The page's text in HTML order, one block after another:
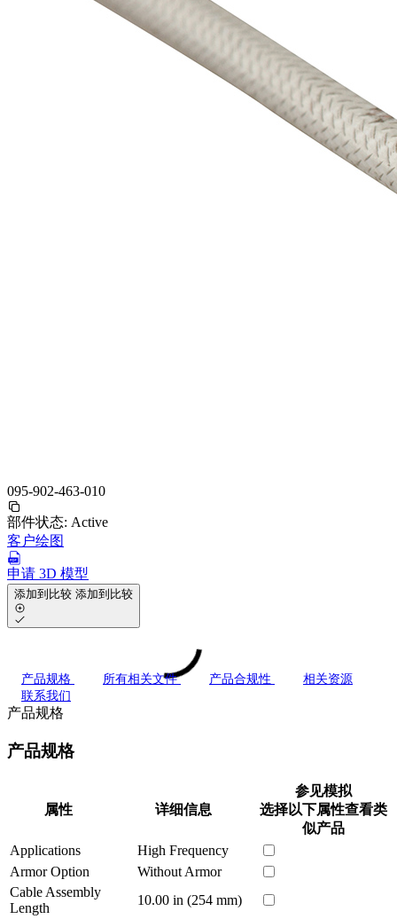
095-902-463-010
部件状态: Active
客户绘图
申请 3D 模型
添加到比较 添加到比较
产品规格 所有相关文件 产品合规性
相关资源
联系我们
产品规格
产品规格
属性 详细信息
参见模拟
选择以下属性查看类
似产品
Applications
High Frequency
Armor Option
Without Armor
Cable Assembly
Length
10.00 in (254 mm)